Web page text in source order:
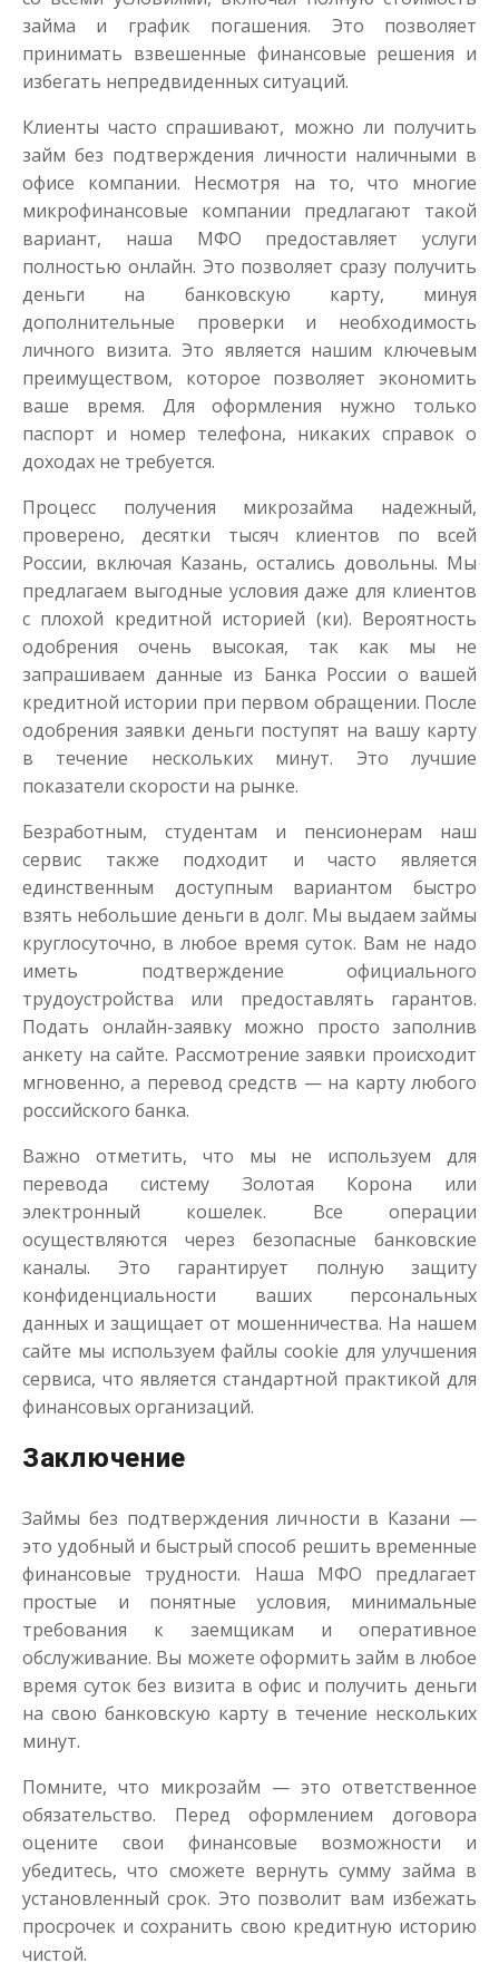
займа и график погашения. Это позволяет
принимать взвешенные финансовые решения и
избегать непредвиденных ситуаций.
Клиенты часто спрашивают, можно ли получить
займ без подтверждения личности наличными в
офисе компании. Несмотря на то, что многие
микрофинансовые компании предлагают такой
вариант, наша МФО предоставляет услуги
полностью онлайн. Это позволяет сразу получить
деньги на банковскую карту, минуя
дополнительные проверки и необходимость
личного визита. Это является нашим ключевым
преимуществом, которое позволяет экономить
ваше время. Для оформления нужно только
паспорт и номер телефона, никаких справок о
доходах не требуется.
Процесс получения микрозайма надежный,
проверено, десятки тысяч клиентов по всей
России, включая Казань, остались довольны. Мы
предлагаем выгодные условия даже для клиентов
с плохой кредитной историей (ки). Вероятность
одобрения очень высокая, так как мы не
запрашиваем данные из Банка России о вашей
кредитной истории при первом обращении. После
одобрения заявки деньги поступят на вашу карту
в течение нескольких минут. Это лучшие
показатели скорости на рынке.
Безработным, студентам и пенсионерам наш
сервис также подходит и часто является
единственным доступным вариантом быстро
взять небольшие деньги в долг. Мы выдаем займы
круглосуточно, в любое время суток. Вам не надо
иметь подтверждение официального
трудоустройства или предоставлять гарантов.
Подать онлайн-заявку можно просто заполнив
анкету на сайте. Рассмотрение заявки происходит
мгновенно, а перевод средств — на карту любого
российского банка.
Важно отметить, что мы не используем для
перевода систему Золотая Корона или
электронный кошелек. Все операции
осуществляются через безопасные банковские
каналы. Это гарантирует полную защиту
конфиденциальности ваших персональных
данных и защищает от мошенничества. На нашем
сайте мы используем файлы cookie для улучшения
сервиса, что является стандартной практикой для
финансовых организаций.
Заключение
Займы без подтверждения личности в Казани —
это удобный и быстрый способ решить временные
финансовые трудности. Наша МФО предлагает
простые и понятные условия, минимальные
требования к заемщикам и оперативное
обслуживание. Вы можете оформить займ в любое
время суток без визита в офис и получить деньги
на свою банковскую карту в течение нескольких
минут.
Помните, что микрозайм — это ответственное
обязательство. Перед оформлением договора
оцените свои финансовые возможности и
убедитесь, что сможете вернуть сумму займа в
установленный срок. Это позволит вам избежать
просрочек и сохранить свою кредитную историю
чистой.